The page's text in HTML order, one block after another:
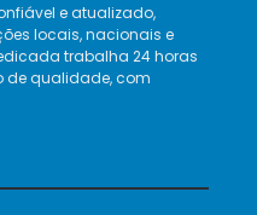
e atualizado,
locais, nacionais e
trabalha 24 horas
de qualidade, com